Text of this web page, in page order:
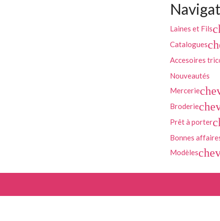
Laines et Fils
Catalogues
Accesoires
Nouveautés
Mercerie
Broderie
Prêt à porter
Bonnes
Modèles